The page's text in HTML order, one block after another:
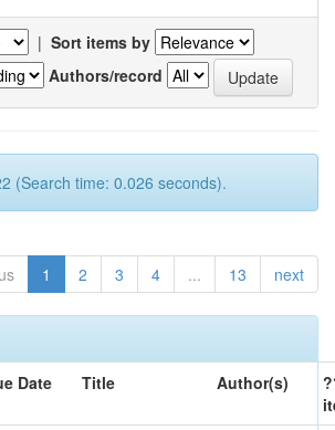
| Sort items by
Authors/record
(Search time: 0.026 seconds).
1 2 3 4 ... 13 next
Date Title Author(s)